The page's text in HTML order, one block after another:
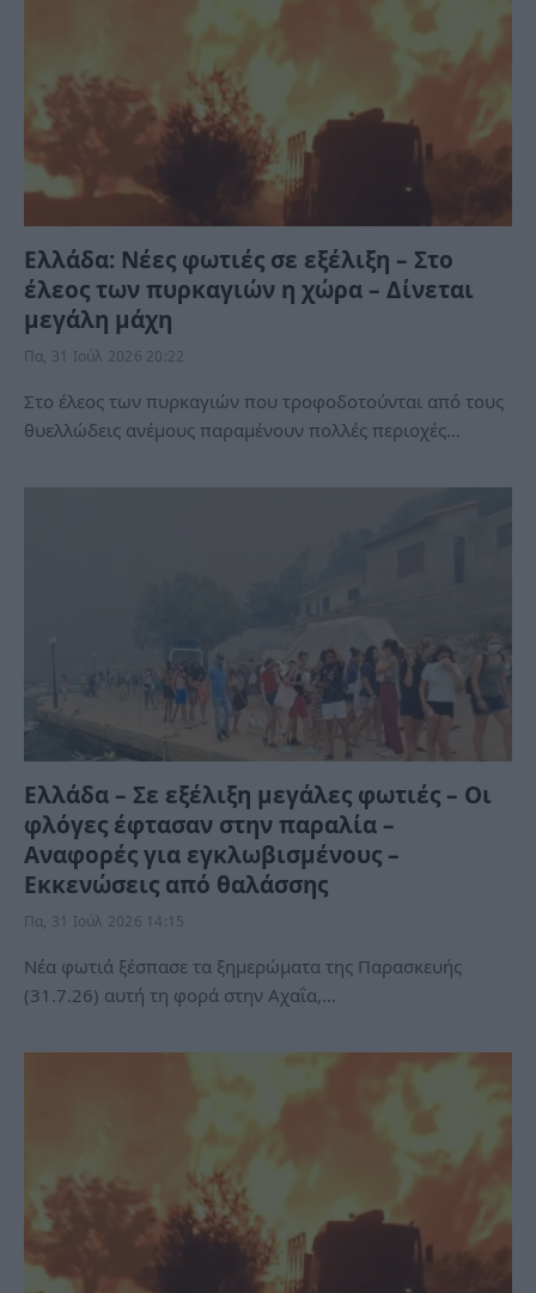
Ελλάδα: Νέες φωτιές σε εξέλιξη – Στο
έλεος των πυρκαγιών η χώρα – Δίνεται
μεγάλη μάχη
Πα, 31 Ιούλ 2026 20:22
Στο έλεος των πυρκαγιών που τροφοδοτούνται από τους
θυελλώδεις ανέμους παραμένουν πολλές περιοχές…
Ελλάδα – Σε εξέλιξη μεγάλες φωτιές – Οι
φλόγες έφτασαν στην παραλία –
Αναφορές για εγκλωβισμένους –
Εκκενώσεις από θαλάσσης
Πα, 31 Ιούλ 2026 14:15
Νέα φωτιά ξέσπασε τα ξημερώματα της Παρασκευής
(31.7.26) αυτή τη φορά στην Αχαΐα,…